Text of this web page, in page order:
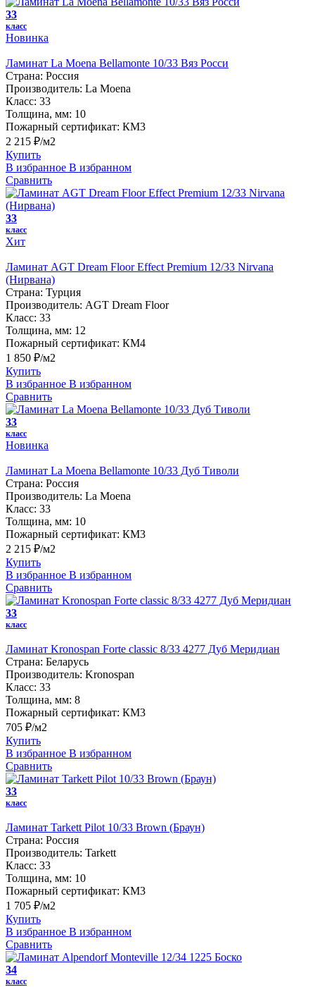
33
класс
Новинка
Ламинат La Moena Bellamonte 10/33 Вяз Росси
Страна: Россия
Производитель: La Moena
Класс: 33
Толщина, мм: 10
Пожарный сертификат: КМ3
2 215 ₽/м2
Купить
В избранное В избранном
Сравнить
33
класс
Хит
Ламинат AGT Dream Floor Effect Premium 12/33 Nirvana
(Нирвана)
Страна: Турция
Производитель: AGT Dream Floor
Класс: 33
Толщина, мм: 12
Пожарный сертификат: КМ4
1 850 ₽/м2
Купить
В избранное В избранном
Сравнить
33
класс
Новинка
Ламинат La Moena Bellamonte 10/33 Дуб Тиволи
Страна: Россия
Производитель: La Moena
Класс: 33
Толщина, мм: 10
Пожарный сертификат: КМ3
2 215 ₽/м2
Купить
В избранное В избранном
Сравнить
33
класс
Ламинат Kronospan Forte classic 8/33 4277 Дуб Меридиан
Страна: Беларусь
Производитель: Kronospan
Класс: 33
Толщина, мм: 8
Пожарный сертификат: КМ3
705 ₽/м2
Купить
В избранное В избранном
Сравнить
33
класс
Ламинат Tarkett Pilot 10/33 Brown (Браун)
Страна: Россия
Производитель: Tarkett
Класс: 33
Толщина, мм: 10
Пожарный сертификат: КМ3
1 705 ₽/м2
Купить
В избранное В избранном
Сравнить
34
класс